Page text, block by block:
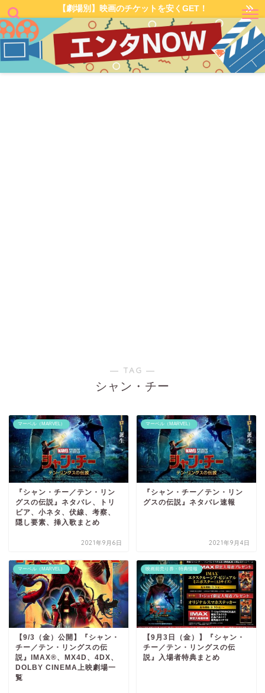
【劇場別】映画のチケットを安くGET！
― TAG ―
シャン・チー
マーベル（MARVEL）
『シャン・チー／テン・リン
グスの伝説』ネタバレ、トリ
ビア、小ネタ、伏線、考察、
隠し要素、挿入歌まとめ
2021年9月6日
マーベル（MARVEL）
『シャン・チー／テン・リン
グスの伝説』ネタバレ速報
2021年9月4日
マーベル（MARVEL）
【9/3（金）公開】『シャン・
チー／テン・リングスの伝
説』IMAX®、MX4D、4DX、
DOLBY CINEMA上映劇場一
覧
映画前売り券・特典情報
【9月3日（金）】『シャン・
チー／テン・リングスの伝
説』入場者特典まとめ